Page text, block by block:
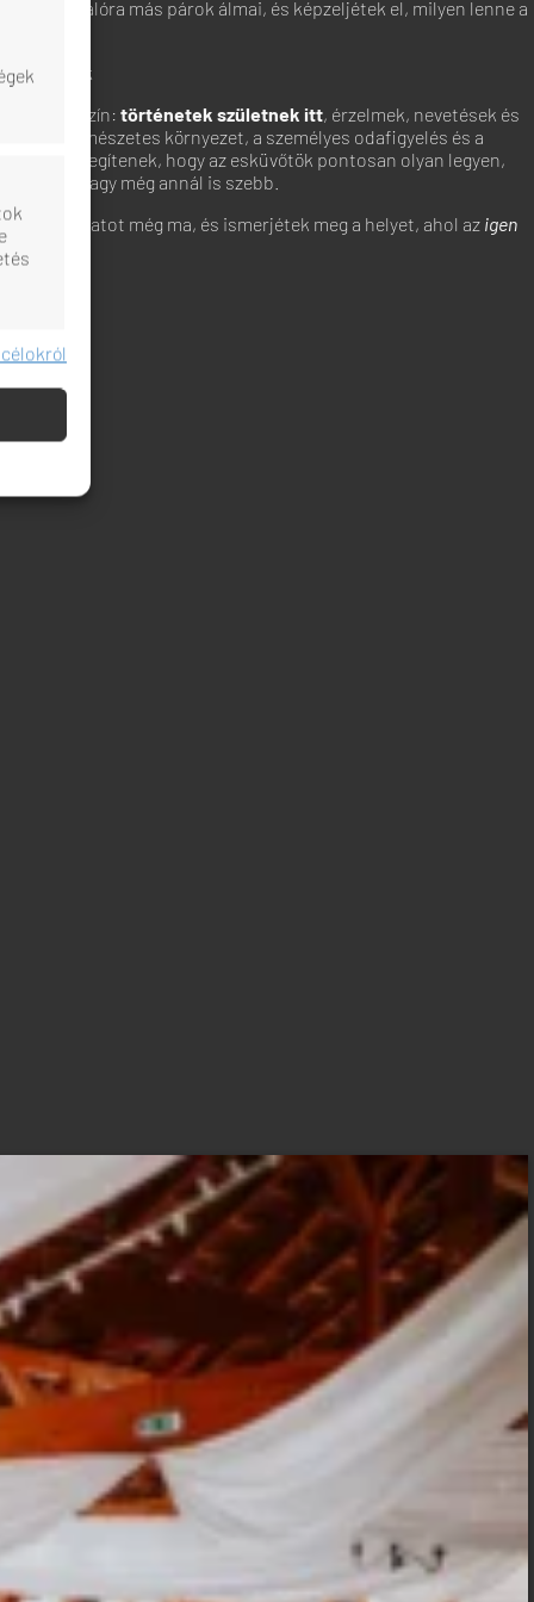
váltak valóra más párok álmai, és képzeljétek el, milyen lenne a
írnak
mint helyszín:történetek születnek itt, érzelmek, nevetések és
A természetes környezet, a személyes odafigyelés és a
abban segítenek, hogy az esküvőtök pontosan olyan legyen,
– vagy még annál is szebb.
ajánlatot még ma, és ismerjétek meg a helyet, ahol az igen